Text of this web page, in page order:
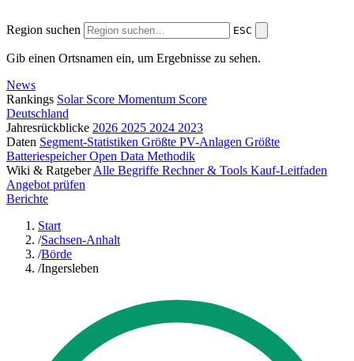
Region suchen ESC
Gib einen Ortsnamen ein, um Ergebnisse zu sehen.
News
Rankings Solar Score Momentum Score
Deutschland
Jahresrückblicke 2026 2025 2024 2023
Daten Segment-Statistiken Größte PV-Anlagen Größte
BatteriespeicherOpen Data Methodik
Wiki & Ratgeber Alle Begriffe Rechner & Tools Kauf-Leitfaden
Angebot prüfen
Berichte
Start
/Sachsen-Anhalt
/Börde
/Ingersleben